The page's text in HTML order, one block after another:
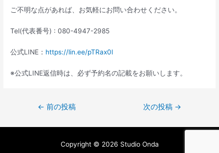
ご不明な点があれば、お気軽にお問い合わせください。
Tel(代表番号) : 080-4947-2985
公式LINE： https://lin.ee/pTRax0l
※公式LINE返信時は、必ず予約名の記載をお願いします。
← 前の投稿 次の投稿 →
Copyright © 2026 Studio Onda